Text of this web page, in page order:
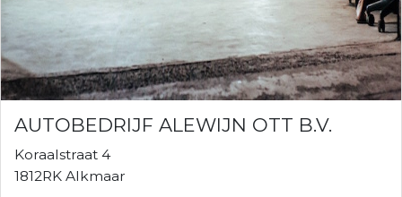
AUTOBEDRIJF ALEWIJN OTT B.V.
Koraalstraat 4
1812RK Alkmaar